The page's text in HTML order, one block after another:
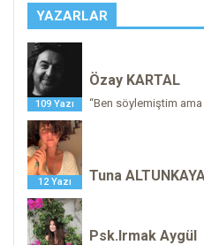
YAZARLAR
109 Yazı
Özay KARTAL
“Ben söylemiştim ama
12 Yazı Tuna ALTUNKAYA
Psk.Irmak Aygül